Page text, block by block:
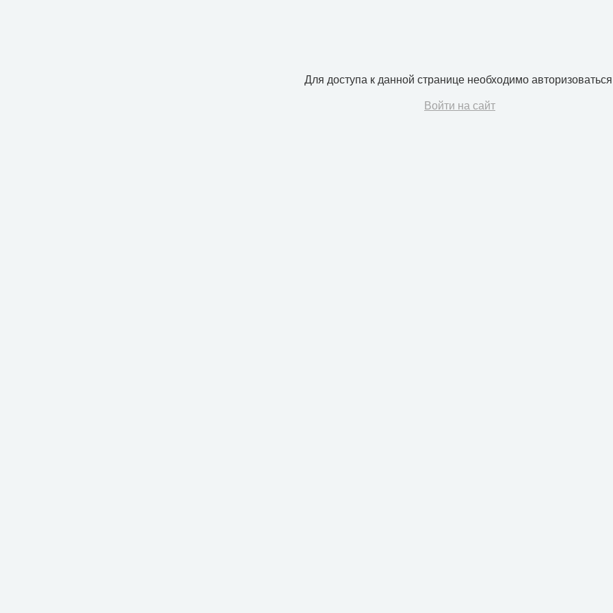
Для доступа к данной странице необходимо
Войти на сайт